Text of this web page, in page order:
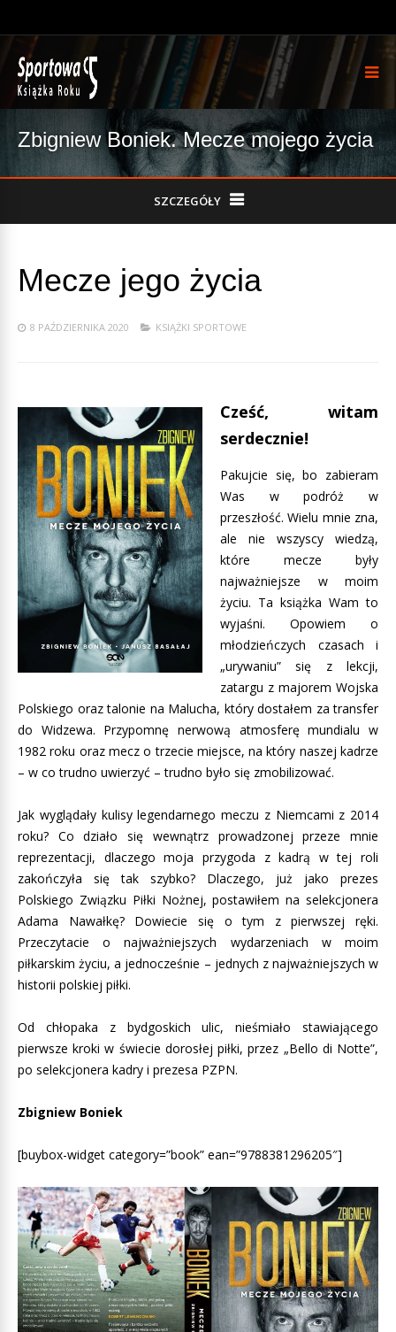
Zbigniew Boniek. Mecze mojego życia
SZCZEGÓŁY
Mecze jego życia
8 PAŹDZIERNIKA 2020 KSIĄŻKI SPORTOWE
Cześć, witam
serdecznie!
Pakujcie się, bo zabieram
Was w podróż w
przeszłość. Wielu mnie zna,
ale nie wszyscy wiedzą,
które mecze były
najważniejsze w moim
życiu. Ta książka Wam to
wyjaśni. Opowiem o
młodzieńczych czasach i
„urywaniu” się z lekcji,
zatargu z majorem Wojska
Polskiego oraz talonie na Malucha, który dostałem za transfer
do Widzewa. Przypomnę nerwową atmosferę mundialu w
1982 roku oraz mecz o trzecie miejsce, na który naszej kadrze
– w co trudno uwierzyć – trudno było się zmobilizować.
Jak wyglądały kulisy legendarnego meczu z Niemcami z 2014
roku? Co działo się wewnątrz prowadzonej przeze mnie
reprezentacji, dlaczego moja przygoda z kadrą w tej roli
zakończyła się tak szybko? Dlaczego, już jako prezes
Polskiego Związku Piłki Nożnej, postawiłem na selekcjonera
Adama Nawałkę? Dowiecie się o tym z pierwszej ręki.
Przeczytacie o najważniejszych wydarzeniach w moim
piłkarskim życiu, a jednocześnie – jednych z najważniejszych w
historii polskiej piłki.
Od chłopaka z bydgoskich ulic, nieśmiało stawiającego
pierwsze kroki w świecie dorosłej piłki, przez „Bello di Notte”,
po selekcjonera kadry i prezesa PZPN.
Zbigniew Boniek
[buybox-widget category=”book” ean=”9788381296205″]